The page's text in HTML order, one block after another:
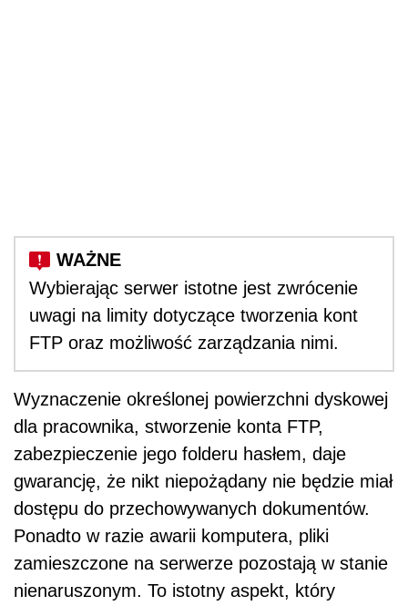
Wybierając serwer istotne jest zwrócenie
uwagi na limity dotyczące tworzenia kont
FTP oraz możliwość zarządzania nimi.
Wyznaczenie określonej powierzchni dyskowej
dla pracownika, stworzenie konta FTP,
zabezpieczenie jego folderu hasłem, daje
gwarancję, że nikt niepożądany nie będzie miał
dostępu do przechowywanych dokumentów.
Ponadto w razie awarii komputera, pliki
zamieszczone na serwerze pozostają w stanie
nienaruszonym. To istotny aspekt, który